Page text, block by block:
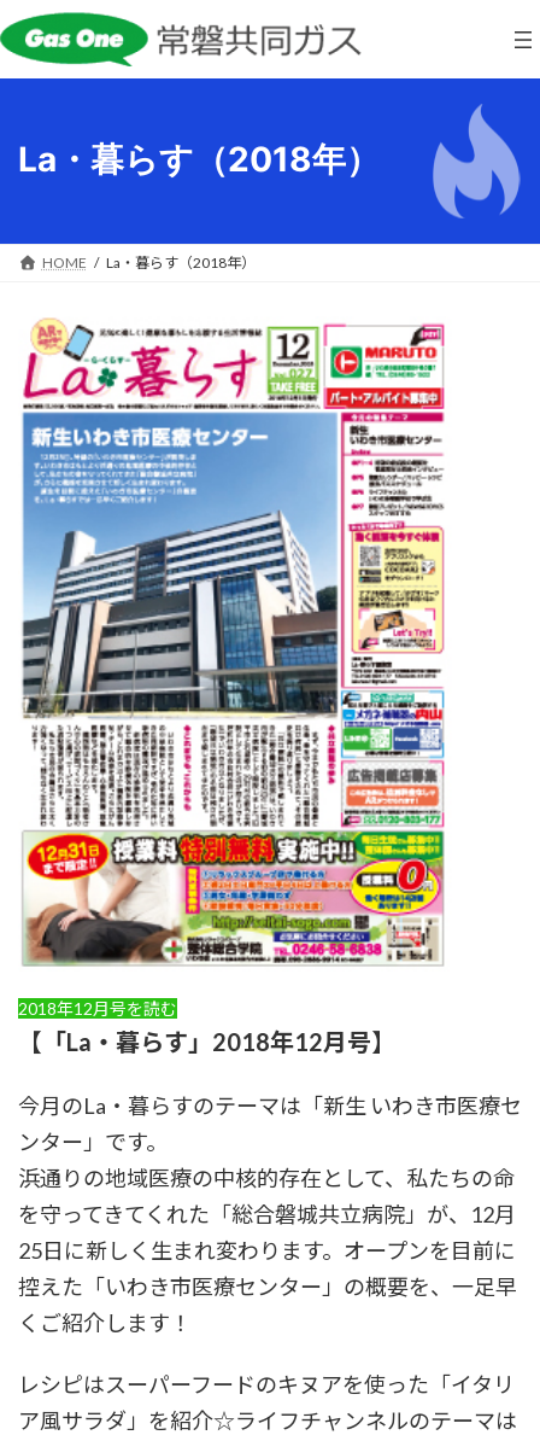
ン
プ
ビ
動
La・暮らす（2018年）
HOME La・暮らす（2018年）
2018年12月号を読む
【「La・暮らす」2018年12月号】
今月のLa・暮らすのテーマは「新生 いわき市医療セ
ンター」です。
浜通りの地域医療の中核的存在として、私たちの命
を守ってきてくれた「総合磐城共立病院」が、12月
25日に新しく生まれ変わります。オープンを目前に
控えた「いわき市医療センター」の概要を、一足早
くご紹介します！
レシピはスーパーフードのキヌアを使った「イタリ
ア風サラダ」を紹介☆ライフチャンネルのテーマは